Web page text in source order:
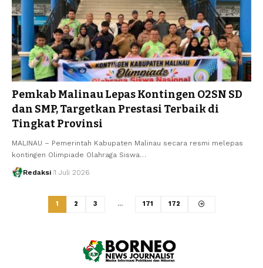
Pemkab Malinau Lepas Kontingen O2SN SD
dan SMP, Targetkan Prestasi Terbaik di
Tingkat Provinsi
MALINAU – Pemerintah Kabupaten Malinau secara resmi melepas
kontingen Olimpiade Olahraga Siswa…
Redaksi 1 Juli 2026
1 2 3 … 171 172